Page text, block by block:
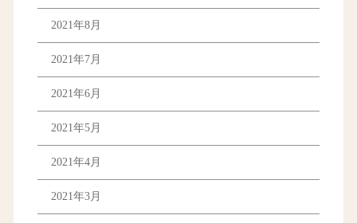
2021年8月
2021年7月
2021年6月
2021年5月
2021年4月
2021年3月